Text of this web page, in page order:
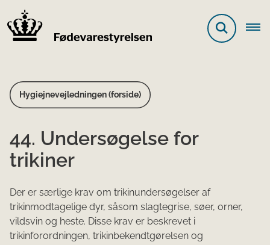
Hygiejnevejledningen (forside)
44. Undersøgelse for
trikiner
Der er særlige krav om trikinundersøgelser af
trikinmodtagelige dyr, såsom slagtegrise, søer, orner,
vildsvin og heste. Disse krav er beskrevet i
trikinforordningen, trikinbekendtgørelsen og